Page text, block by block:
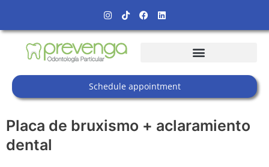
content
Instagram
TiktokFacebook
Linkedin
Schedule appointment
Placa de bruxismo + aclaramiento
dental